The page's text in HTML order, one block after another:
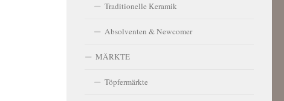
Traditionelle Keramik
Absolventen & Newcomer
MÄRKTE
Töpfermärkte